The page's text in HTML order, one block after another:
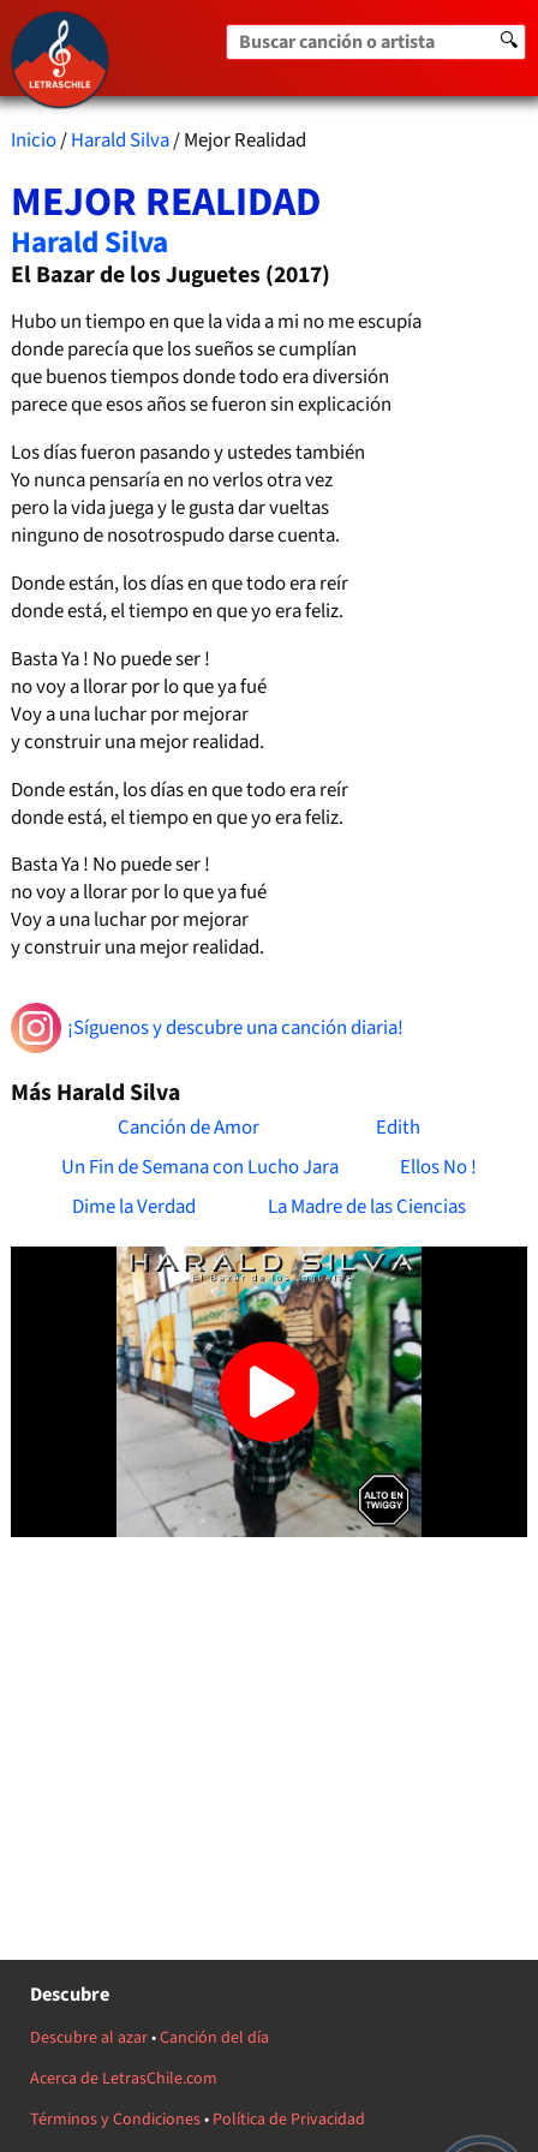
Buscar canción o artista 🔍
Inicio/Harald Silva/ Mejor Realidad
MEJOR REALIDAD
Harald Silva
El Bazar de los Juguetes (2017)
Hubo un tiempo en que la vida a mi no me escupía
donde parecía que los sueños se cumplían
que buenos tiempos donde todo era diversión
parece que esos años se fueron sin explicación
Los días fueron pasando y ustedes también
Yo nunca pensaría en no verlos otra vez
pero la vida juega y le gusta dar vueltas
ninguno de nosotrospudo darse cuenta.
Donde están, los días en que todo era reír
donde está, el tiempo en que yo era feliz.
Basta Ya ! No puede ser !
no voy a llorar por lo que ya fué
Voy a una luchar por mejorar
y construir una mejor realidad.
Donde están, los días en que todo era reír
donde está, el tiempo en que yo era feliz.
Basta Ya ! No puede ser !
no voy a llorar por lo que ya fué
Voy a una luchar por mejorar
y construir una mejor realidad.
¡Síguenos y descubre una canción diaria!
Más Harald Silva
Canción de Amor
Edith
Un Fin de Semana con Lucho Jara
Ellos No !
Dime la Verdad
La Madre de las Ciencias
Descubre
Descubre al azar•Canción del día
Acerca de LetrasChile.com
Términos y Condiciones• Política de Privacidad